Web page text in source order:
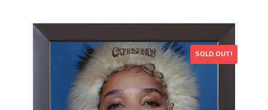
SOLD OUT!